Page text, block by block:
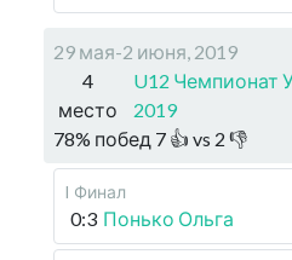
29 мая-2 июня, 2019
4
место
U12 Чемпионат
2019
78% побед 7 👍 vs 2 👎
I Финал
0:3 Понько Ольга